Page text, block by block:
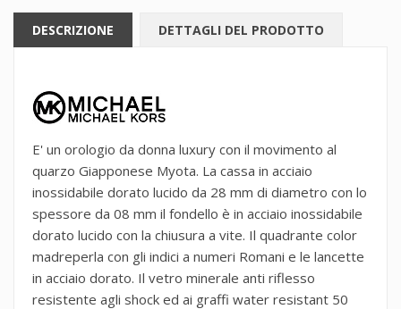
DESCRIZIONE DETTAGLI DEL PRODOTTO
E' un orologio da donna luxury con il movimento al
quarzo Giapponese Myota. La cassa in acciaio
inossidabile dorato lucido da 28 mm di diametro con lo
spessore da 08 mm il fondello è in acciaio inossidabile
dorato lucido con la chiusura a vite. Il quadrante color
madreperla con gli indici a numeri Romani e le lancette
in acciaio dorato. Il vetro minerale anti riflesso
resistente agli shock ed ai graffi water resistant 50